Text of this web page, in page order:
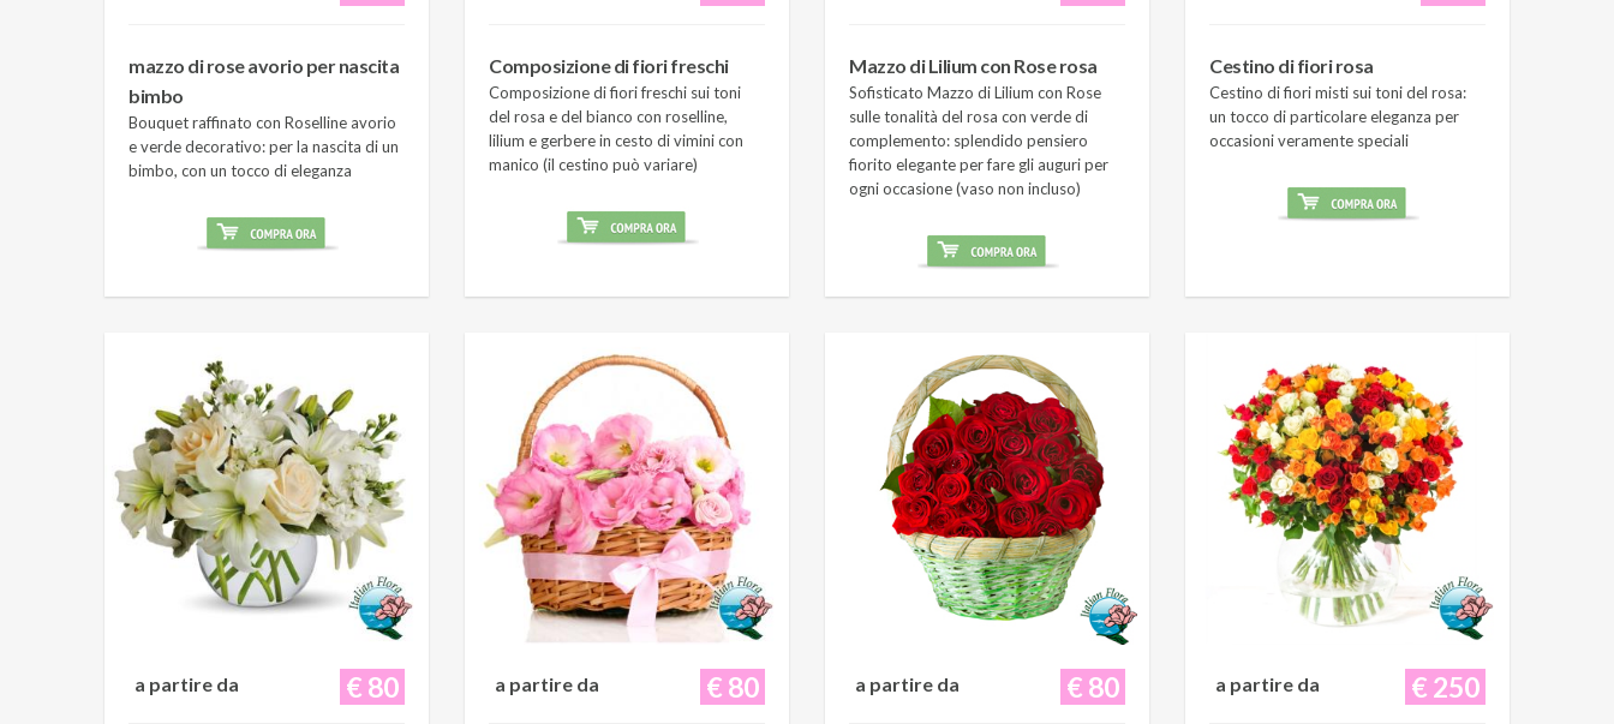
mazzo di rose avorio per nascita
bimbo
Bouquet raffinato con Roselline avorio
e verde decorativo: per la nascita di un
bimbo, con un tocco di eleganza
Composizione di fiori freschi
Composizione di fiori freschi sui toni
del rosa e del bianco con roselline,
lilium e gerbere in cesto di vimini con
manico (il cestino può variare)
Mazzo di Lilium con Rose rosa
Sofisticato Mazzo di Lilium con Rose
sulle tonalità del rosa con verde di
complemento: splendido pensiero
fiorito elegante per fare gli auguri per
ogni occasione (vaso non incluso)
Cestino di fiori rosa
Cestino di fiori misti sui toni del rosa:
un tocco di particolare eleganza per
occasioni veramente speciali
€ 80
a partire da € 80
a partire da € 80
a partire da € 250
a partire da